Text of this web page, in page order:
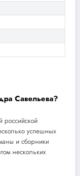
Савельева?
российской
успешных
и сборники
нескольких